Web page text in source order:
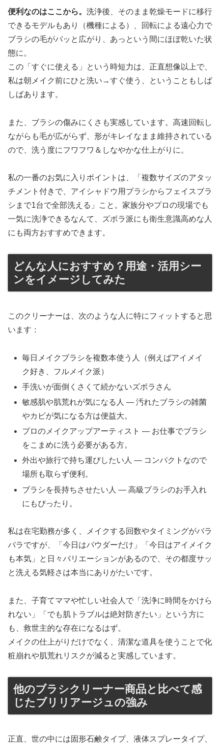
便利なのはここから。 洗浄後、そのまま乾燥モードに移行
できるモデルもあり（機種による）、回転による遠心力で
ブラシの毛がパッと広がり、あっという間にほぼ乾いた状
態に。
この「すぐに使える」という時短力は、正直想像以上で、
私は朝メイク前にひと洗い→すぐ使う、ということもしば
しばあります。
また、ブラシの傷みにくさも実感しています。高速回転し
ながらも毛が広がらず、形がキレイなまま維持されている
ので、洗う度にフワフワ＆しなやかな仕上がりに。
私の一番のお気に入りポイントは、「複数サイズのアタッ
チメント付きで、アイシャドウ用ブラシからフェイスブラ
シまで1台で全部洗える」こと。家族分やプロの現場でも
一気に洗浄できるなんて、ズボラ派にも衛生意識高めな人
にも両方おすすめできます。
どんな人におすすめ？用途・活用シー
ンをイメージしてみた
このクリーナーは、次のような人に特にフィットすると思
います：
毎日メイクブラシを複数本使う人（例えばアイメイ
ク好き、フルメイク派）
手洗いが面倒くさくて続かないズボラさん
敏感肌や肌荒れが気になる人 ― 汚れたブラシの雑菌
やカビが気になる方は便益大。
プロのメイクアップアーティスト ― お仕事でブラシ
をこまめに洗う必要がある方。
外出や旅行で持ち運びしたい人 ― コンパクトなので
場所も取らず便利。
ブラシを長持ちさせたい人 ― 高級ブラシのお手入れ
にもぴったり。
私は在宅勤務が多く、メイクする回数やタイミングがバラ
バラですが、「今日はパウダーだけ」「今日はアイメイク
も本気」と日々バリエーションがあるので、その都度サッ
と洗える気軽さは本当にありがたいです。
また、子育てママや忙しい社会人で「洗浄に時間をかけら
れない」「でも肌トラブルは絶対防ぎたい」という方に
も、救世主的な存在になるはず。
メイクの仕上がりだけでなく、清潔な道具を使うことで化
粧崩れや肌荒れリスクが減ると実感しています。
他のブラシクリーナー商品と比べて感
じたブリリアージュの強み
正直、世の中には固形石鹸タイプ、液体スプレータイプ、